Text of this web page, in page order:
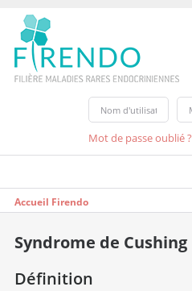
Mot de passe oublié ?
Accueil Firendo
Syndrome de Cushing
Définition